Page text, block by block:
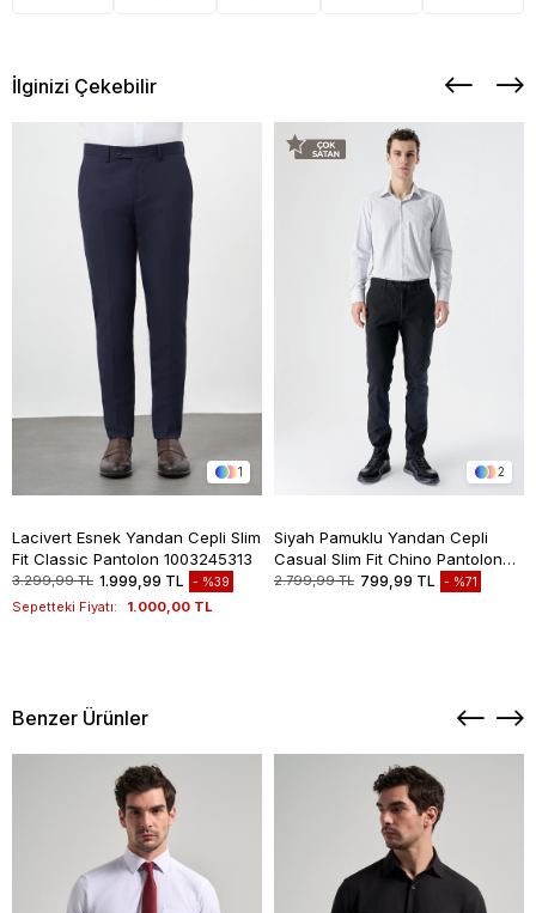
İlginizi Çekebilir
1
Lacivert Esnek Yandan Cepli Slim
Fit Classic Pantolon 1003245313
3.299,99 TL 1.999,99 TL %39
Sepetteki Fiyatı: 1.000,00 TL
2
Siyah Pamuklu Yandan Cepli
Casual Slim Fit Chino Pantolon
1003235117
2.799,99 TL 799,99 TL %71
Benzer Ürünler